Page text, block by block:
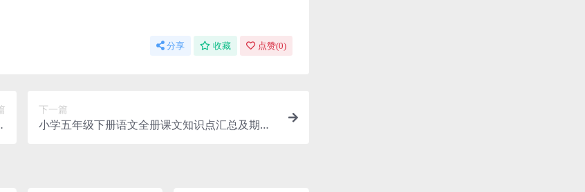
分享 收藏 点赞(0)
下一篇
小学五年级下册语文全册课文知识点汇总及期末